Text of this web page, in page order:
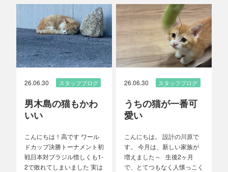
26.06.30 スタッフブログ
男木島の猫もかわ
いい
こんにちは！高です ワール
ドカップ決勝トーナメント初
戦日本対ブラジル惜しくも1-
2で敗れてしまいました 実は
26.06.30 スタッフブログ
うちの猫が一番可
愛い
こんにちは。 設計の川原で
す。 今月は、新しい家族が
増えました～ 生後2ヶ月
で、とてつもなく人懐っこく